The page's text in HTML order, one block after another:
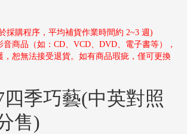
採購程序，平均補貨作業時間約 2~3 週)
商品（如：CD、VCD、DVD、電子書等），
，恕無法接受退貨。如有商品瑕疵，僅可更換
四季巧藝(中英對照
售)